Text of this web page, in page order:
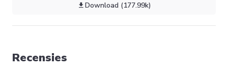
Download (177.99k)
Recensies